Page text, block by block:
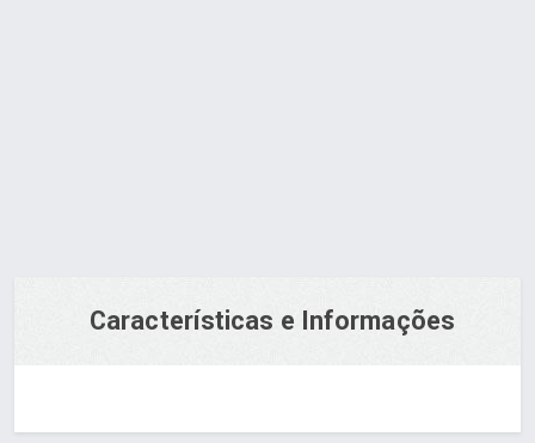
Características e Informações